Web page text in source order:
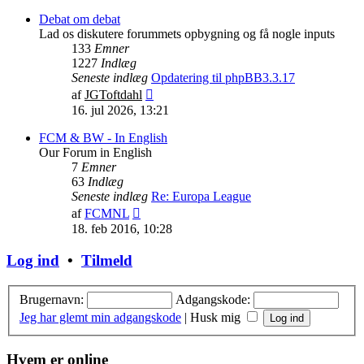
Debat om debat
Lad os diskutere forummets opbygning og få nogle inputs
133 Emner
1227 Indlæg
Seneste indlæg Opdatering til phpBB3.3.17
afJGToftdahl
det
indlæg
16. jul 2026, 13:21
FCM & BW - In English
Our Forum in English
7 Emner
63 Indlæg
Seneste indlæg Re: Europa League
afFCMNL
det
18. feb 2016, 10:28
Log ind • Tilmeld
Brugernavn:
Adgangskode:
Jeg har glemt min adgangskode | Husk mig
Hvem er online